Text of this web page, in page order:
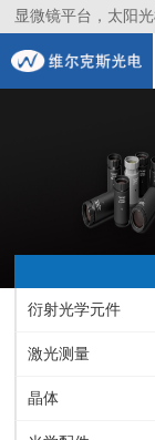
显微镜平台，太阳
谱仪，生物激光器
衍射光学元件
激光测量
晶体